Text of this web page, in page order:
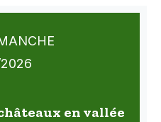
en vallée